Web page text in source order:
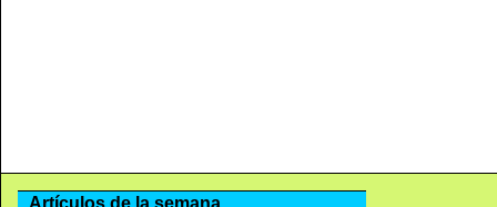
Artículos de la semana